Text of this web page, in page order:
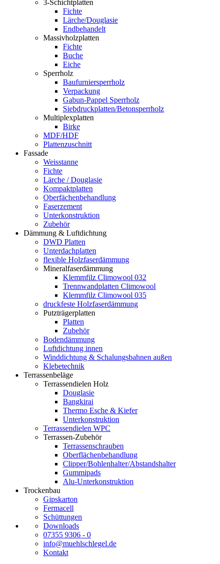
3-Schichtplatten
Fichte
Lärche/Douglasie
Endbehandelt
Massivholzplatten
Fichte
Buche
Eiche
Sperrholz
Baufurniersperrholz
Verpackung
Gabun-Pappel Sperrholz
Siebdruckplatten/Betonsperrholz
Multiplexplatten
Birke
MDF/HDF
Plattenzuschnitt
Fassade
Weisstanne
Fichte
Lärche / Douglasie
Kompaktplatten
Oberfächenbehandlung
Faserzement
Unterkonstruktion
Zubehör
Dämmung & Luftdichtung
DWD Platten
Unterdachplatten
flexible Holzfaserdämmung
Mineralfaserdämmung
Klemmfilz Climowool 032
Trennwandplatten Climowool
Klemmfilz Climowool 035
druckfeste Holzfaserdämmung
Putzträgerplatten
Platten
Zubehör
Bodendämmung
Luftdichtung innen
Winddichtung & Schalungsbahnen außen
Klebetechnik
Terrassenbeläge
Terrassendielen Holz
Douglasie
Bangkirai
Thermo Esche & Kiefer
Unterkonstruktion
Terrassendielen WPC
Terrassen-Zubehör
Terrassenschrauben
Oberflächenbehandlung
Clipper/Bohlenhalter/Abstandshalter
Gummipads
Alu-Unterkonstruktion
Trockenbau
Gipskarton
Fermacell
Schüttungen
Downloads
07355 9306 - 0
info@muehlschlegel.de
Kontakt